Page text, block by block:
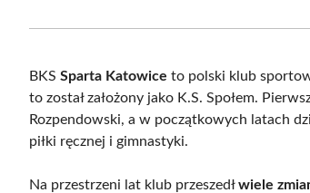
BKSSparta Katowice to polski klub
to został założony jako K.S. Społem.
Rozpendowski, a w początkowych latach
piłki ręcznej i gimnastyki.
Na przestrzeni lat klub przeszedłwiele